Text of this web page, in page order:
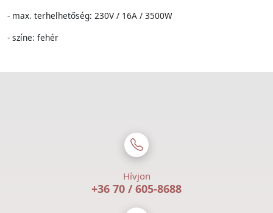
- max. terhelhetőség: 230V / 16A / 3500W
- színe: fehér
Hívjon
+36 70 / 605-8688